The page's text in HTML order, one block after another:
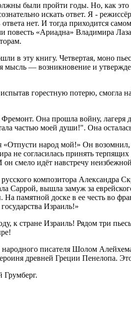
были пройти годы. Но, как
искать ответ. Я -
нет. И тогда приходится
«Ариадна» Владимира
в эту книгу. Четвертая, моно
мысль — возникновение и
горестную потерю, смогла
Она прошла войну,
частью моей души!". Она
«Отпусти народ мой!» Он
не согласилась принять
он смело идёт навстречу
русского композитора
Саррой, вышла замуж за
памятной доске в ее честь во
Израиль!»
к стране Израиль! Рядом три
народного писателя Шолом
древней Греции
Грумберг.